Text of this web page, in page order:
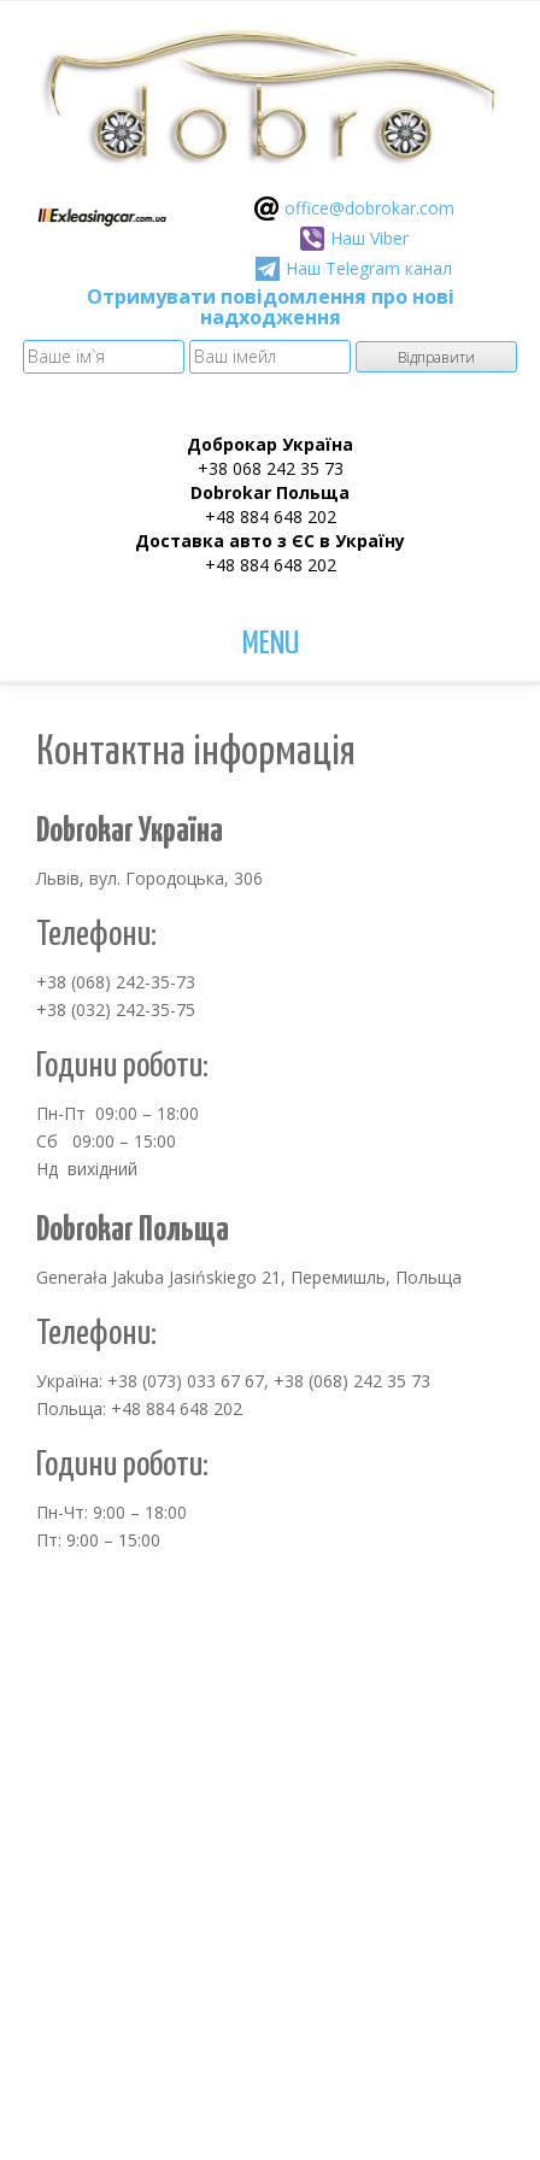
оffice@dobrokar.com
Наш Viber
Наш Telegram канал
Отримувати повідомлення про нові
надходження
Доброкар Україна
+38 068 242 35 73
Dobrokar Польща
+48 884 648 202
Доставка авто з ЄС в Україну
+48 884 648 202
MENU
Контактна інформація
Dobrokar Україна
Львів, вул. Городоцька, 306
Телефони:
+38 (068) 242-35-73
+38 (032) 242-35-75
Години роботи:
Пн-Пт 09:00 – 18:00
Сб 09:00 – 15:00
Нд вихідний
Dobrokar Польща
Generała Jakuba Jasińskiego 21, Перемишль, Польща
Телефони:
Україна: +38 (073) 033 67 67, +38 (068) 242 35 73
Польща: +48 884 648 202
Години роботи:
Пн-Чт: 9:00 – 18:00
Пт: 9:00 – 15:00